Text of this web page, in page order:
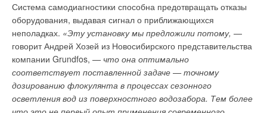
Система самодиагностики способна предотвращать отказы
оборудования, выдавая сигнал о приближающихся
неполадках. «Эту установку мы предложили потому, —
говорит Андрей Хозей из Новосибирского представительства
компании Grundfos, — что она оптимально
соответствует поставленной задаче — точному
дозированию флокулянта в процессах сезонного
осветления вод из поверхностного водозабора. Тем более
Комментарии
В этой теме еще нет комментариев
Добавить комментарий
Подобный способ
распределения затрат на
отопления принят
Европейскими стандартами
EN 834 и EN 835 [1, 2].
Причем Европейский
достаточно широкая тема
для научных исследований.
Институт теплофизики
провел серию
экспериментов по
определению зависимости